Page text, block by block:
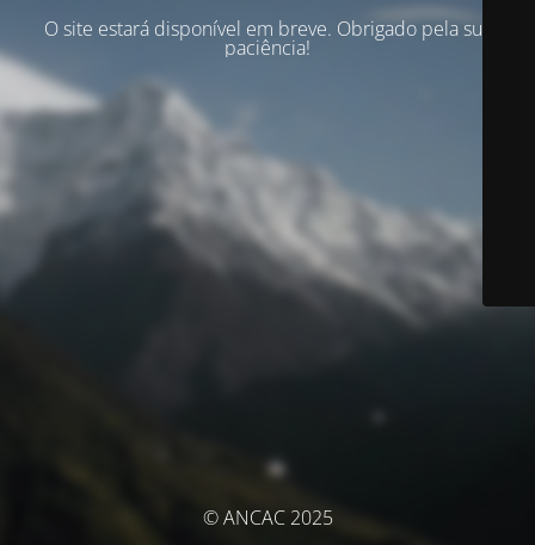
O site estará disponível em breve. Obrigado pela sua
paciência!
© ANCAC 2025